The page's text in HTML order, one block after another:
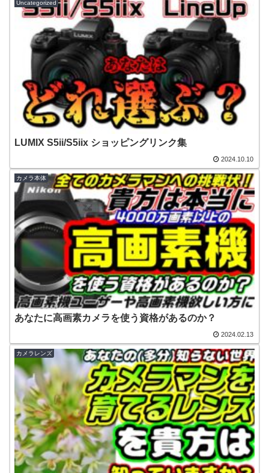
Uncategorized
LUMIX S5ii/S5iix ショッピングリンク集
2024.10.10
カメラ本体
あなたに高画素カメラを使う資格があるのか？
2024.02.13
カメラレンズ